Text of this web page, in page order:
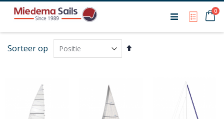
My0
Sorteer op
Van